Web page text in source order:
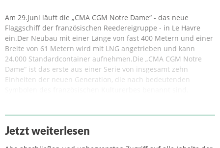
Am 29.Juni läuft die „CMA CGM Notre Dame“ - das neue
Flaggschiff der französischen Reedereigruppe - in Le Havre
ein.Der Neubau mit einer Länge von fast 400 Metern und einer
Breite von 61 Metern wird mit LNG angetrieben und kann
24.000 Standardcontainer aufnehmen.Die „CMA CGM Notre
Dame“ ist das erste aus einer Serie von insgesamt zehn
Einheiten der neuen Generation, die nach bedeutenden
Jetzt weiterlesen